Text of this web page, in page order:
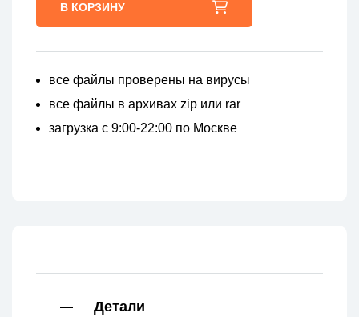
В КОРЗИНУ
все файлы проверены на вирусы
все файлы в архивах zip или rar
загрузка с 9:00-22:00 по Москве
Детали